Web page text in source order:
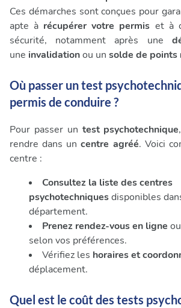
Ces démarches sont conçues pour
apte à récupérer votre permis et à
sécurité, notamment après une
une invalidationou un solde de points
Où passer un test
permis de conduire ?
Pour passer un test psychotechnique
rendre dans uncentre agréé. Voici
centre :
Consultez la liste des centres
psychotechniquesdisponibles
département.
Prenez rendez-vous en ligne
selon vos préférences.
Vérifiez les horaires et
déplacement.
Quel est le coût des tests